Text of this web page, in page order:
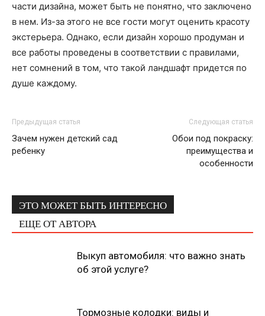
части дизайна, может быть не понятно, что заключено
в нем. Из-за этого не все гости могут оценить красоту
экстерьера. Однако, если дизайн хорошо продуман и
все работы проведены в соответствии с правилами,
нет сомнений в том, что такой ландшафт придется по
душе каждому.
Предыдущая статья
Зачем нужен детский сад
ребенку
Следующая статья
Обои под покраску:
преимущества и
особенности
ЭТО МОЖЕТ БЫТЬ ИНТЕРЕСНО
ЕЩЕ ОТ АВТОРА
Выкуп автомобиля: что важно знать
об этой услуге?
Тормозные колодки: виды и